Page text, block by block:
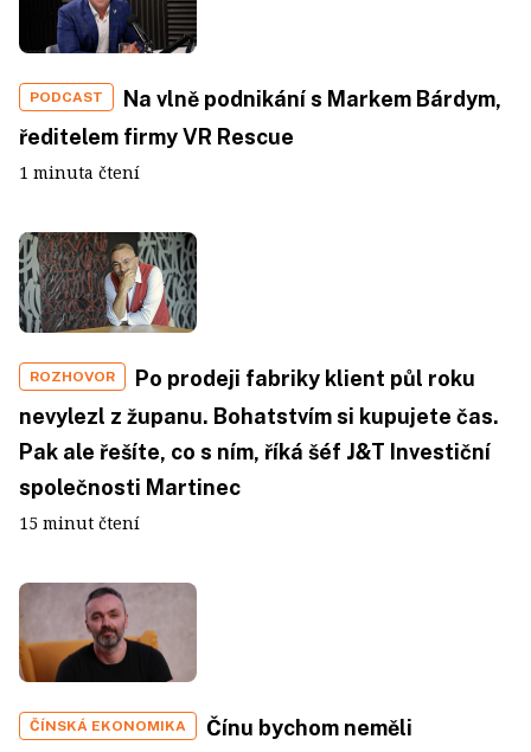
PODCAST
Na vlně podnikání s Markem Bárdym,
ředitelem firmy VR Rescue
1 minuta čtení
ROZHOVOR
Po prodeji fabriky klient půl roku
nevylezl z županu. Bohatstvím si kupujete čas.
Pak ale řešíte, co s ním, říká šéf J&T Investiční
společnosti Martinec
15 minut čtení
ČÍNSKÁ EKONOMIKA
Čínu bychom neměli